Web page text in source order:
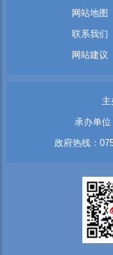
网站地图
联系我们
网站建议
承办单
政府热线：